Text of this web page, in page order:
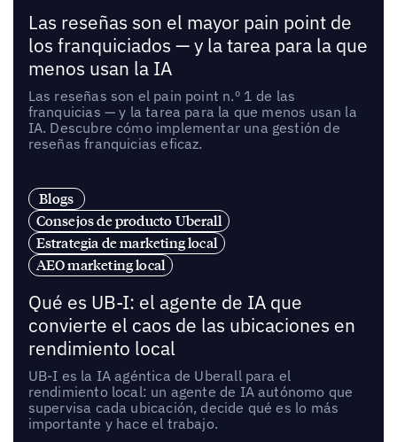
Las reseñas son el mayor pain point de
los franquiciados — y la tarea para la que
menos usan la IA
Las reseñas son el pain point n.º 1 de las
franquicias — y la tarea para la que menos usan la
IA. Descubre cómo implementar una gestión de
reseñas franquicias eficaz.
Blogs
Consejos de producto Uberall
Estrategia de marketing local
AEO marketing local
Qué es UB-I: el agente de IA que
convierte el caos de las ubicaciones en
rendimiento local
UB-I es la IA agéntica de Uberall para el
rendimiento local: un agente de IA autónomo que
supervisa cada ubicación, decide qué es lo más
importante y hace el trabajo.